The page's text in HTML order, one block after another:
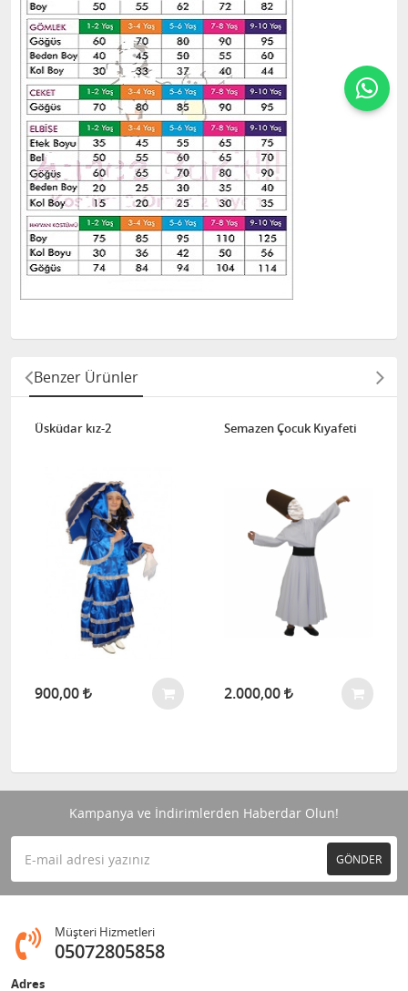
Benzer Ürünler
Üsküdar kız-2
900,00
Semazen Çocuk Kıyafeti
2.000,00
Kampanya ve İndirimlerden Haberdar Olun!
GÖNDER
Müşteri Hizmetleri
05072805858
Adres